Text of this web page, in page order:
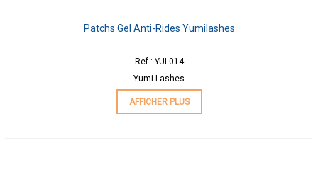
Patchs Gel Anti-Rides Yumilashes
Ref : YUL014
Yumi Lashes
AFFICHER PLUS